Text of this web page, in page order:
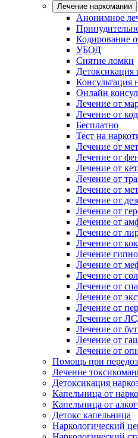
Лечение наркомании
Анонимное
Кодирование
УБОД
Снятие ломки
Детоксикация
Консультация
Онлайн
Лечение от
Лечение от
Бесплатно
Тест на
Лечение от
Лечение от
Лечение от
Лечение от
Лечение от
Лечение от
Лечение от
Лечение от
Лечение от
Лечение от
Лечение
Лечение от
Лечение от
Лечение от
Лечение от
Лечение от
Лечение от
Лечение от
Лечение от
Лечение от
Помощь при
Лечение
Детоксикация
Капельница от
Капельница от
Детокс капельница
Наркологический